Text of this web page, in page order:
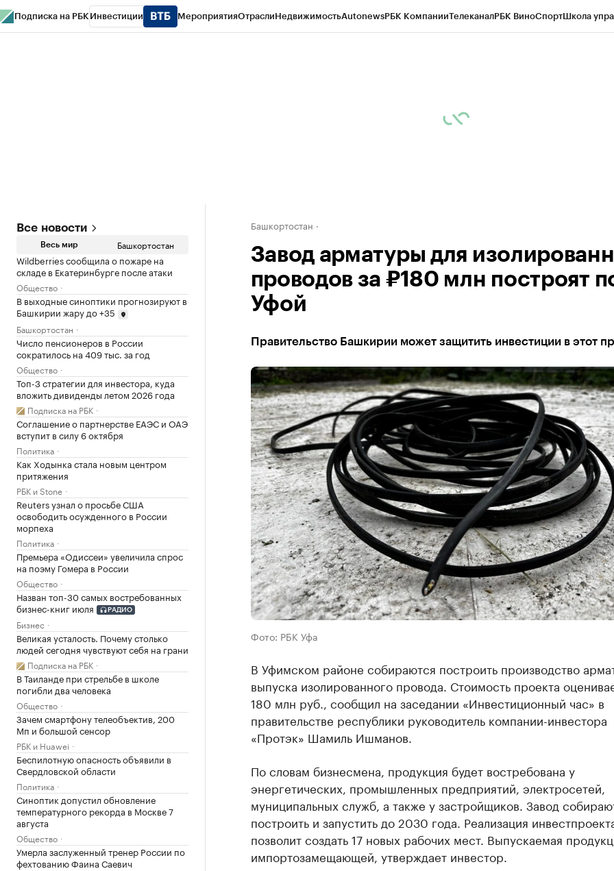
Подписка на РБК Инвестиции МероприятияОтраслиНедвижимостьAutonewsРБК КомпанииТелеканалРБК ВиноСпортШкола
Все новости
Весь мир Башкортостан
Wildberries сообщила о пожаре на
складе в Екатеринбурге после атаки
Общество
В выходные синоптики прогнозируют в
Башкирии жару до +35
Башкортостан
Число пенсионеров в России
сократилось на 409 тыс. за год
Общество
Топ-3 стратегии для инвестора, куда
вложить дивиденды летом 2026 года
Подписка на РБК
Соглашение о партнерстве ЕАЭС и ОАЭ
вступит в силу 6 октября
Политика
Как Ходынка стала новым центром
притяжения
РБК и Stone
Reuters узнал о просьбе США
освободить осужденного в России
морпеха
Политика
Премьера «Одиссеи» увеличила спрос
на поэму Гомера в России
Общество
Назван топ-30 самых востребованных
бизнес-книг июля
РАДИО
Бизнес
Великая усталость. Почему столько
людей сегодня чувствуют себя на грани
Подписка на РБК
В Таиланде при стрельбе в школе
погибли два человека
Общество
Зачем смартфону телеобъектив, 200
Мп и большой сенсор
РБК и Huawei
Беспилотную опасность объявили в
Свердловской области
Политика
Синоптик допустил обновление
температурного рекорда в Москве 7
августа
Общество
Умерла заслуженный тренер России по
фехтованию Фаина Саевич
Башкортостан
Завод арматуры для
проводов за ₽180 млн построят
Уфой
Правительство Башкирии может защитить инвестиции в этот
Фото: РБК Уфа
В Уфимском районе собираются построить производство
выпуска изолированного провода. Стоимость проекта
180 млн руб., сообщил на заседании «Инвестиционный час» в
правительстве республики руководитель компании-инвестора
«Протэк» Шамиль Ишманов.
По словам бизнесмена, продукция будет востребована у
энергетических, промышленных предприятий, электросетей,
муниципальных служб, а также у застройщиков. Завод
построить и запустить до 2030 года. Реализация
позволит создать 17 новых рабочих мест. Выпускаемая
импортозамещающей, утверждает инвестор.